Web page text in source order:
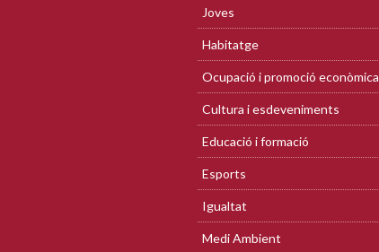
Joves
Habitatge
Ocupació i promoció econòmica
Cultura i esdeveniments
Educació i formació
Esports
Igualtat
Medi Ambient